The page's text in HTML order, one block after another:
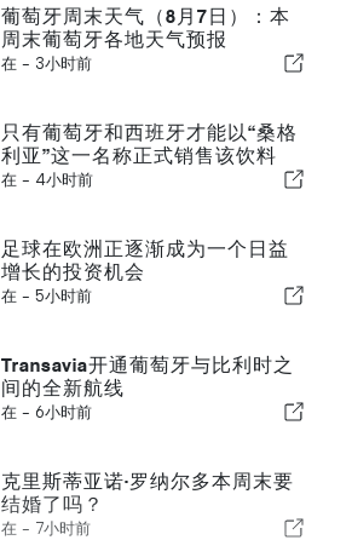
葡萄牙周末天气（8月7日）：本
周末葡萄牙各地天气预报
在 - 3小时前
只有葡萄牙和西班牙才能以“桑格
利亚”这一名称正式销售该饮料
在 - 4小时前
足球在欧洲正逐渐成为一个日益
增长的投资机会
在 - 5小时前
Transavia开通葡萄牙与比利时之
间的全新航线
在 - 6小时前
克里斯蒂亚诺·罗纳尔多本周末要
结婚了吗？
在 - 7小时前